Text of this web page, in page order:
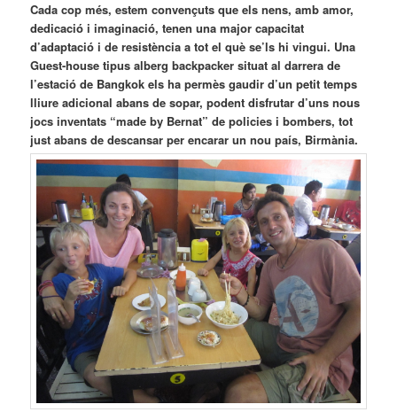
Cada cop més, estem convençuts que els nens, amb amor,
dedicació i imaginació, tenen una major capacitat
d’adaptació i de resistència a tot el què se’ls hi vingui. Una
Guest-house tipus alberg backpacker situat al darrera de
l’estació de Bangkok els ha permès gaudir d’un petit temps
lliure adicional abans de sopar, podent disfrutar d’uns nous
jocs inventats “made by Bernat” de policies i bombers, tot
just abans de descansar per encarar un nou país, Birmània.